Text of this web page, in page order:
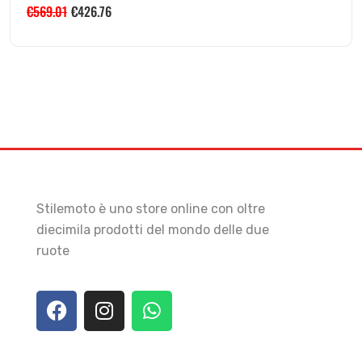
€569.01 €426.76
Stilemoto è uno store online con oltre
diecimila prodotti del mondo delle due
ruote